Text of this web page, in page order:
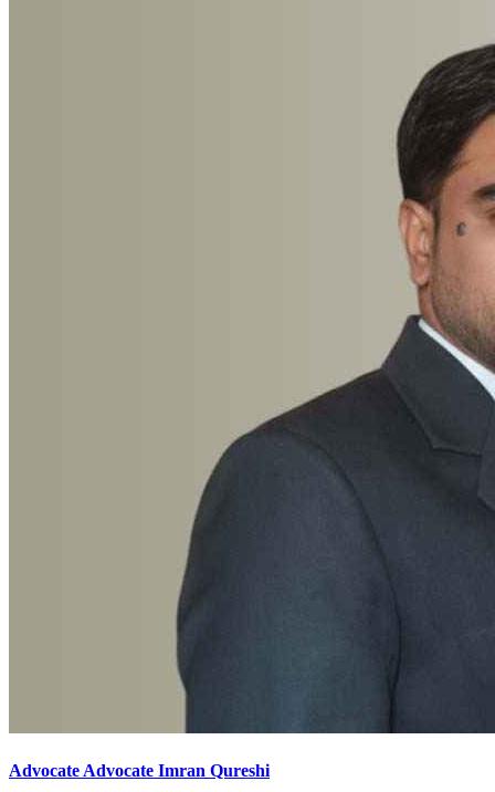
Advocate Advocate Imran Qureshi